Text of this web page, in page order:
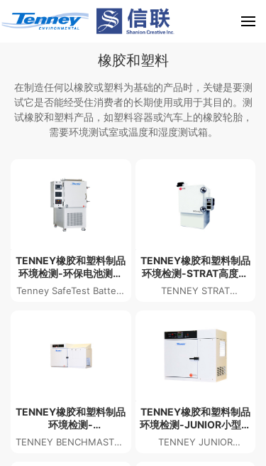
橡胶和塑料
在制造任何以橡胶或塑料为基础的产品时，关键是要测
试它是否能经受住消费者的长期使用或用于其目的。测
试橡胶和塑料产品，如塑料容器或汽车上的橡胶轮胎，
需要环境测试室或温度和湿度测试箱。
TENNEY橡胶和塑料制品
环境检测-环保电池测试
箱
Tenney SafeTest Battery
TENNEY橡胶和塑料制品
环境检测-STRAT高度模
拟测试箱
TENNEY STRAT
TENNEY橡胶和塑料制品
环境检测-
BENCHMASTER测试箱
TENNEY BENCHMASTER
TENNEY橡胶和塑料制品
环境检测-JUNIOR小型温
度测试箱
TENNEY JUNIOR